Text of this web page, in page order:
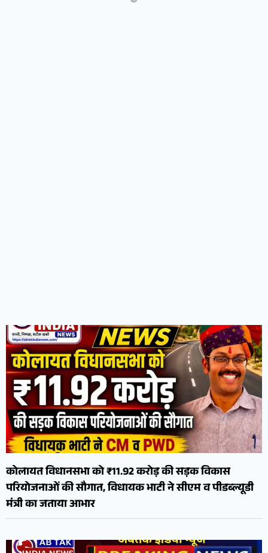
कोलायत विधानसभा को ₹11.92 करोड़ की सड़क विकास
परियोजनाओं की सौगात, विधायक भाटी ने सीएम व पीडब्ल्यूडी
मंत्री का जताया आभार